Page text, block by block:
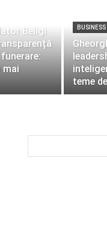
Beligi
mai
BUSINESS
teme